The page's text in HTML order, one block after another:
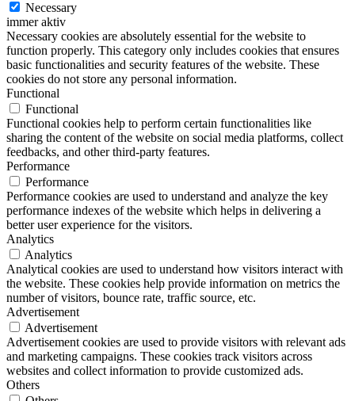
Necessary
immer aktiv
Necessary cookies are absolutely essential for the website to
function properly. This category only includes cookies that ensures
basic functionalities and security features of the website. These
cookies do not store any personal information.
Functional
Functional
Functional cookies help to perform certain functionalities like
sharing the content of the website on social media platforms, collect
feedbacks, and other third-party features.
Performance
Performance
Performance cookies are used to understand and analyze the key
performance indexes of the website which helps in delivering a
better user experience for the visitors.
Analytics
Analytics
Analytical cookies are used to understand how visitors interact with
the website. These cookies help provide information on metrics the
number of visitors, bounce rate, traffic source, etc.
Advertisement
Advertisement
Advertisement cookies are used to provide visitors with relevant ads
and marketing campaigns. These cookies track visitors across
websites and collect information to provide customized ads.
Others